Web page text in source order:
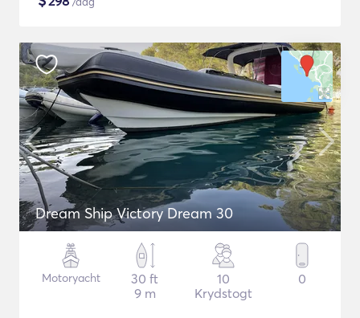
Dream Ship Victory Dream 30
Motoryacht
30 ft
9 m
10
Krydstogt
0